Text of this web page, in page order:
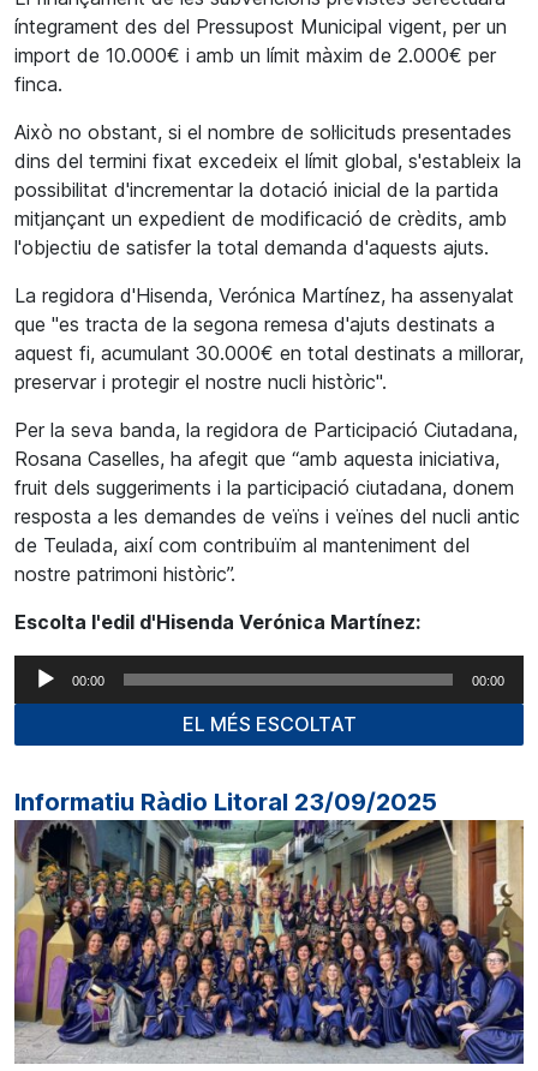
íntegrament des del Pressupost Municipal vigent, per un
import de 10.000€ i amb un límit màxim de 2.000€ per
finca.
Això no obstant, si el nombre de sol·licituds presentades
dins del termini fixat excedeix el límit global, s'estableix la
possibilitat d'incrementar la dotació inicial de la partida
mitjançant un expedient de modificació de crèdits, amb
l'objectiu de satisfer la total demanda d'aquests ajuts.
La regidora d'Hisenda, Verónica Martínez, ha assenyalat
que "es tracta de la segona remesa d'ajuts destinats a
aquest fi, acumulant 30.000€ en total destinats a millorar,
preservar i protegir el nostre nucli històric".
Per la seva banda, la regidora de Participació Ciutadana,
Rosana Caselles, ha afegit que “amb aquesta iniciativa,
fruit dels suggeriments i la participació ciutadana, donem
resposta a les demandes de veïns i veïnes del nucli antic
de Teulada, així com contribuïm al manteniment del
nostre patrimoni històric”.
Escolta l'edil d'Hisenda Verónica Martínez:
Reproductor
00:00 00:00
EL MÉS ESCOLTAT
Informatiu Ràdio Litoral 23/09/2025